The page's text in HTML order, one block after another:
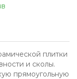
плитки
и сколы.
прямоугольную